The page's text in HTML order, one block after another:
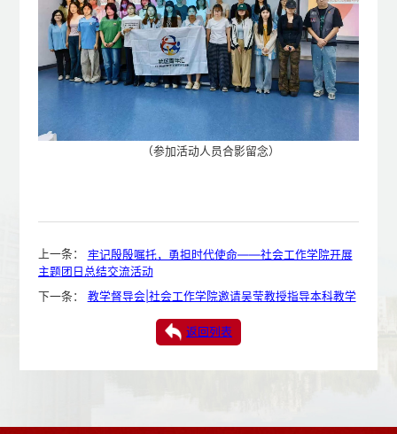
（参加活动人员合影留念）
上一条： 牢记殷殷嘱托，勇担时代使命——社会工作学院开展
主题团日总结交流活动
下一条： 教学督导会|社会工作学院邀请吴莹教授指导本科教学
返回列表